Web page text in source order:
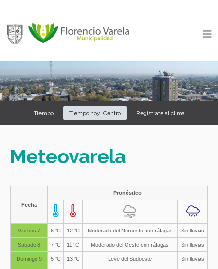
Tiempo Tiempo hoy: Centro Registrate al clima
Meteovarela
Fecha
Pronóstico
Viernes 7 6 °C 12 °C Moderado del Noroeste con ráfagas Sin lluvias
Sabado 8 7 °C 11 °C Moderado del Oeste con ráfagas Sin lluvias
Domingo 9 5 °C 13 °C Leve del Sudoeste Sin lluvias